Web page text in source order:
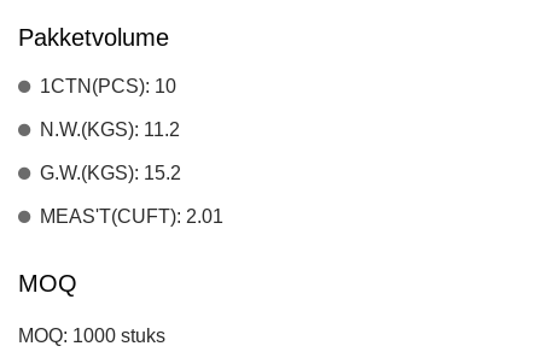
Pakketvolume
1CTN(PCS): 10
N.W.(KGS): 11.2
G.W.(KGS): 15.2
MEAS'T(CUFT): 2.01
MOQ
MOQ: 1000 stuks